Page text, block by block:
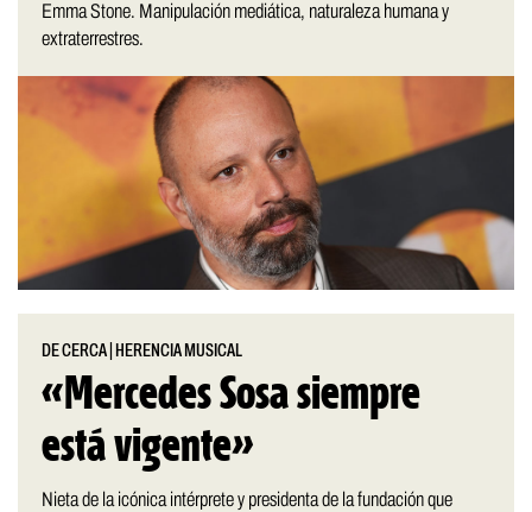
Emma Stone. Manipulación mediática, naturaleza humana y
extraterrestres.
DE CERCA HERENCIA MUSICAL
«Mercedes Sosa siempre
está vigente»
Nieta de la icónica intérprete y presidenta de la fundación que